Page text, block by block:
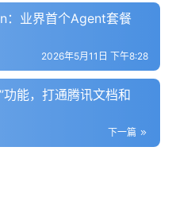
：业界首个Agent套餐
2026年5月11日 下午8:28
能，打通腾讯文档和
下一篇